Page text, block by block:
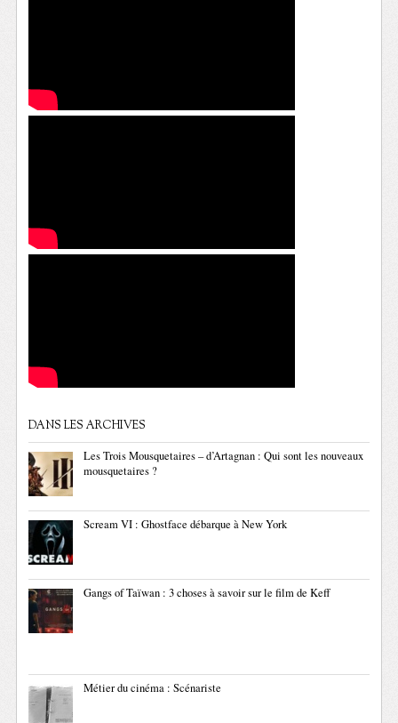
DANS LES ARCHIVES
Les Trois Mousquetaires – d’Artagnan : Qui sont les nouveaux
mousquetaires ?
Scream VI : Ghostface débarque à New York
Gangs of Taïwan : 3 choses à savoir sur le film de Keff
Métier du cinéma : Scénariste